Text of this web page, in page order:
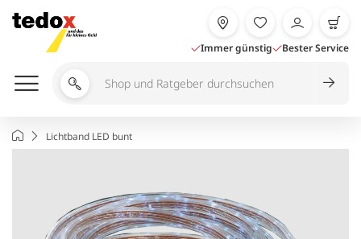
Inhalt
springen
Immer günstig Bester Service
Shop
durchsuchen
StartseiteLichtband LED bunt